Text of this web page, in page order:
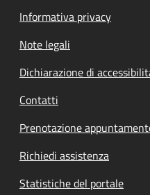
Informativa privacy
Note legali
Dichiarazione di
Contatti
Prenotazione
Richiedi assistenza
Statistiche del portale